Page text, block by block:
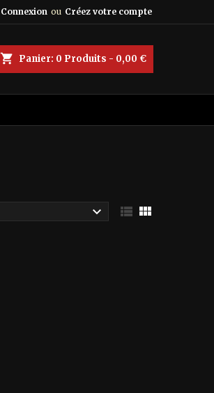
Connexion ou Créez votre compte
shopping_cart Panier: 0 Produits - 0,00 €
  